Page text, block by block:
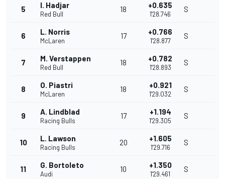
5 I. Hadjar
Red Bull
18 +0.635
1'28.746
S
6 L. Norris
McLaren
17 +0.766
1'28.877
S
7 M. Verstappen
Red Bull
18 +0.782
1'28.893
S
8 O. Piastri
McLaren
18 +0.921
1'29.032
S
9 A. Lindblad
Racing Bulls
17 +1.194
1'29.305
S
10 L. Lawson
Racing Bulls
20 +1.605
1'29.716
S
11 G. Bortoleto
Audi
10 +1.350
1'29.461
S